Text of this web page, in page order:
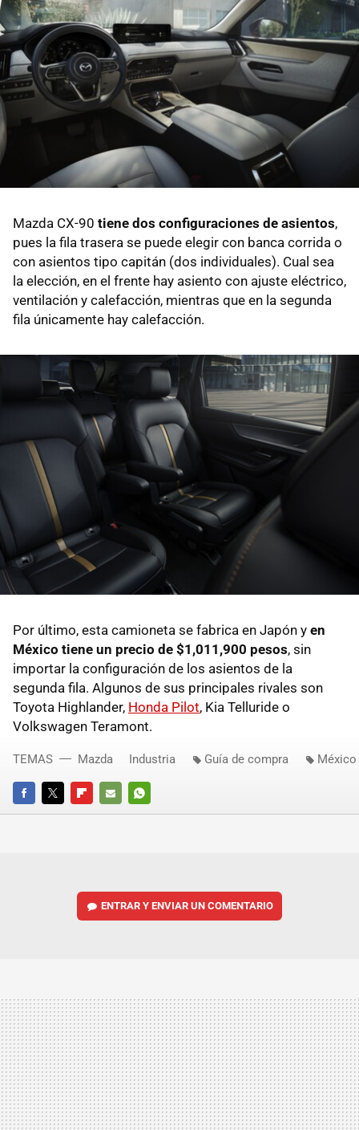
Mazda CX-90 tiene dos configuraciones de asientos,
pues la fila trasera se puede elegir con banca corrida o
con asientos tipo capitán (dos individuales). Cual sea
la elección, en el frente hay asiento con ajuste eléctrico,
ventilación y calefacción, mientras que en la segunda
fila únicamente hay calefacción.
Por último, esta camioneta se fabrica en Japón y en
México tiene un precio de $1,011,900 pesos, sin
importar la configuración de los asientos de la
segunda fila. Algunos de sus principales rivales son
Toyota Highlander, Honda Pilot, Kia Telluride o
Volkswagen Teramont.
FACEBOOKTWITTERFLIPBOARD
E-
WHATSAPP
TEMAS Mazda Industria Guía de compra México
ENTRAR Y ENVIAR UN COMENTARIO